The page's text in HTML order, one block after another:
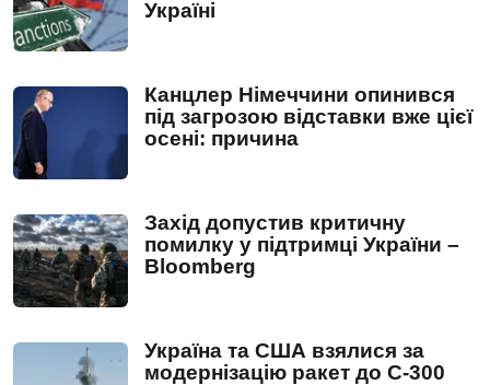
Україні
Канцлер Німеччини опинився
під загрозою відставки вже цієї
осені: причина
Захід допустив критичну
помилку у підтримці України –
Bloomberg
Україна та США взялися за
модернізацію ракет до С-300